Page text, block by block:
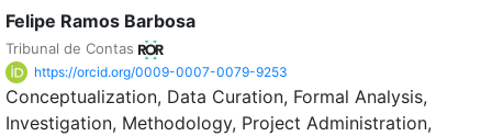
Felipe Ramos Barbosa
Tribunal de Contas
https://orcid.org/0009-0007-0079-9253
Conceptualization Data Curation Formal Analysis
Investigation Methodology Project Administration